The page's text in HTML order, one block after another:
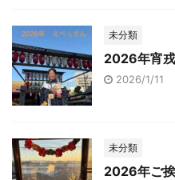
未分類
2026年宵
2026/1/11
未分類
2026年ご